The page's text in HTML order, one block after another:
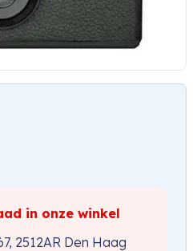
in onze winkel
2512AR Den Haag